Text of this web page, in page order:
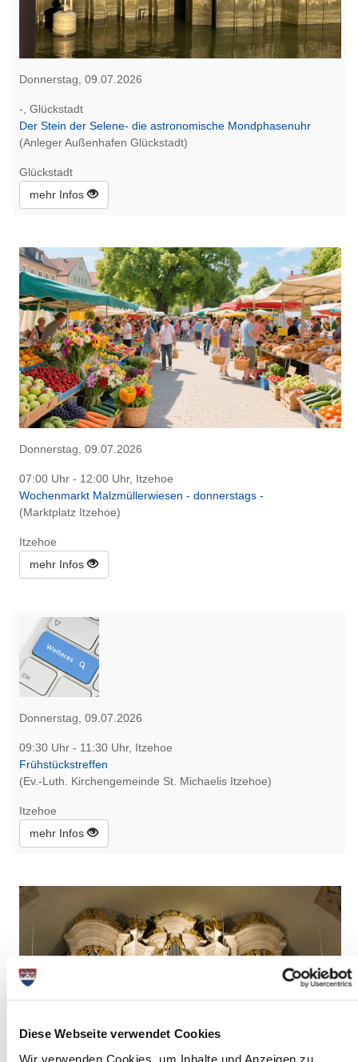
Diese Webseite verwendet Cookies
Wir verwenden Cookies, um Inhalte und Anzeigen zu
Donnerstag, 09.07.2026
-, Glückstadt
Der Stein der Selene- die astronomische Mondphasenuhr
(Anleger Außenhafen Glückstadt)
Glückstadt
mehr Infos
Donnerstag, 09.07.2026
07:00 Uhr - 12:00 Uhr, Itzehoe
Wochenmarkt Malzmüllerwiesen - donnerstags -
(Marktplatz Itzehoe)
Itzehoe
mehr Infos
Donnerstag, 09.07.2026
09:30 Uhr - 11:30 Uhr, Itzehoe
Frühstückstreffen
(Ev.-Luth. Kirchengemeinde St. Michaelis Itzehoe)
Itzehoe
mehr Infos